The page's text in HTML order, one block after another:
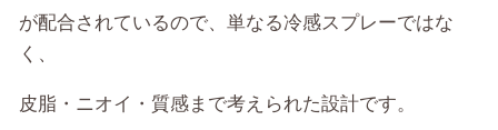
が配合されているので、単なる冷感スプレーではな
く、
皮脂・ニオイ・質感まで考えられた設計です。